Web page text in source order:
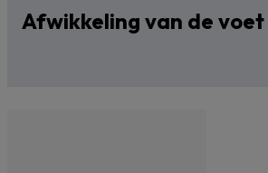
Afwikkeling van de voet